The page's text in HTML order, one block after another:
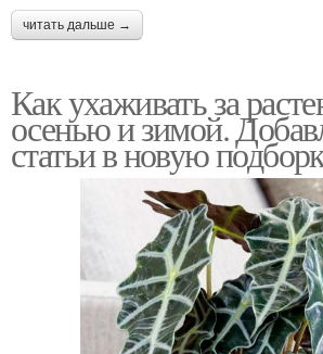
читать дальше →
Как ухаживать за
осенью и зимой.
статьи в новую